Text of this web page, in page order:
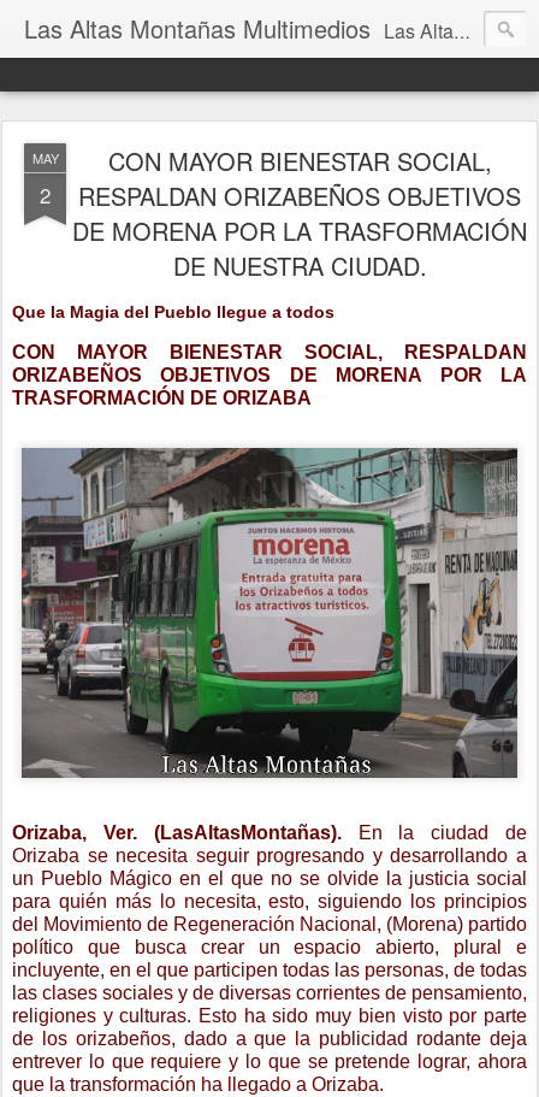
Las Altas Montañas Multimedios Las Altas Montañas Multimedios
MAY
2
CON MAYOR BIENESTAR SOCIAL,
RESPALDAN ORIZABEÑOS OBJETIVOS
DE MORENA POR LA TRASFORMACIÓN
DE NUESTRA CIUDAD.
Que la Magia del Pueblo llegue a todos
CON MAYOR BIENESTAR SOCIAL, RESPALDAN
ORIZABEÑOS OBJETIVOS DE MORENA POR LA
TRASFORMACIÓN DE ORIZABA
Orizaba, Ver. (LasAltasMontañas).En la ciudad de
Orizaba se necesita seguir progresando y desarrollando a
un Pueblo Mágico en el que no se olvide la justicia social
para quién más lo necesita, esto, siguiendo los principios
del Movimiento de Regeneración Nacional, (Morena) partido
político que busca crear un espacio abierto, plural e
incluyente, en el que participen todas las personas, de todas
las clases sociales y de diversas corrientes de pensamiento,
religiones y culturas. Esto ha sido muy bien visto por parte
de los orizabeños, dado a que la publicidad rodante deja
entrever lo que requiere y lo que se pretende lograr, ahora
que la transformación ha llegado a Orizaba.